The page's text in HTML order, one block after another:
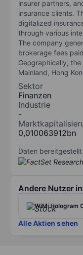
insurer partners,
insurance clients.
digitalized
through various
The company
brokerage fees
Geographically,
Mainland, Hong
Sektor
Finanzen
Industrie
-
0,010063912bn
Daten
Andere Nutzer
WiMi Hologram
Alle Aktien sehen